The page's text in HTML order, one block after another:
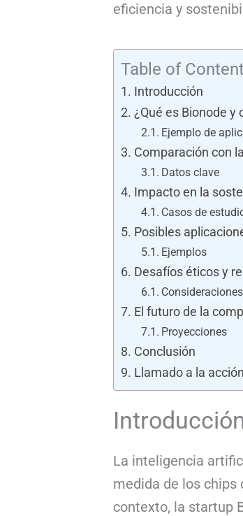
eficiencia y
Table of
Introducción
¿Qué es Bionode y
Ejemplo de
Comparación con
Datos clave
Impacto en la
Casos de
Posibles
Ejemplos
Desafíos éticos y
El futuro de la
Proyecciones
Conclusión
Llamado a la acción
La inteligencia
medida de los chips
contexto, la startup